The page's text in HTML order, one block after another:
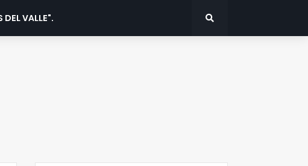
DEL VALLE".